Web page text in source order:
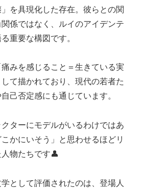
を具現化した存在。彼らとの関
係ではなく、ルイのアイデンテ
重要な構図です。
みを感じること＝生きている実
て描かれており、現代の若者た
己否定感にも通じています。
ターにモデルがいるわけではあ
かにいそう」と思わせるほどリ
物たちです👤
として評価されたのは、登場人